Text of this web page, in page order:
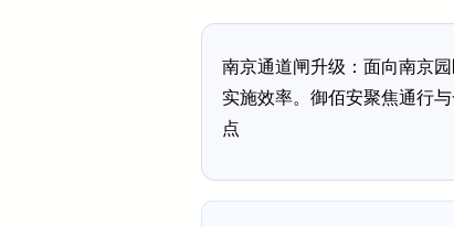
南京通道闸升级：面向南京
实施效率。御佰安聚焦通行
点